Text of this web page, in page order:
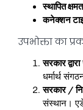
स्थापित
कनेक्शन
उपभोक्ता का
सरकार द्वारा
धर्मार्थ
सरकार /
संस्थान।